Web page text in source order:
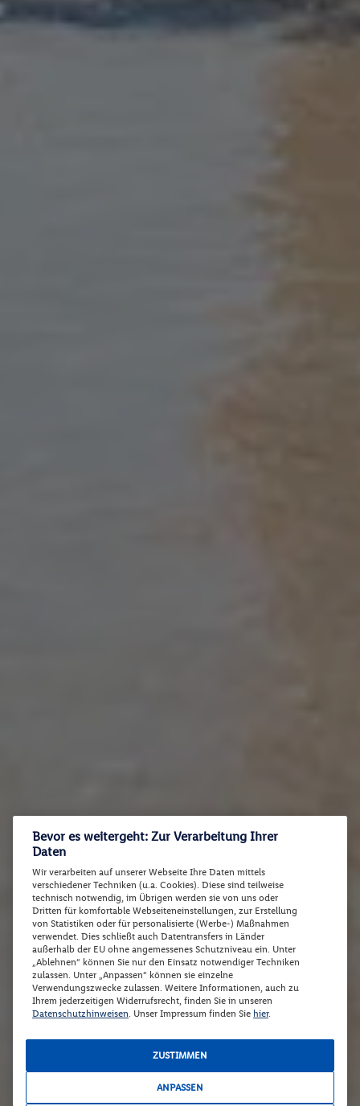
Bevor es weitergeht: Zur Verarbeitung Ihrer
Daten
Wir verarbeiten auf unserer Webseite Ihre Daten mittels
verschiedener Techniken (u.a. Cookies). Diese sind teilweise
technisch notwendig, im Übrigen werden sie von uns oder
Dritten für komfortable Webseiteneinstellungen, zur Erstellung
von Statistiken oder für personalisierte (Werbe-) Maßnahmen
verwendet. Dies schließt auch Datentransfers in Länder
außerhalb der EU ohne angemessenes Schutzniveau ein. Unter
„Ablehnen“ können Sie nur den Einsatz notwendiger Techniken
zulassen. Unter „Anpassen“ können sie einzelne
Verwendungszwecke zulassen. Weitere Informationen, auch zu
Ihrem jederzeitigen Widerrufsrecht, finden Sie in unseren
Datenschutzhinweisen . Unser Impressum finden Sie hier.
ZUSTIMMEN
ANPASSEN